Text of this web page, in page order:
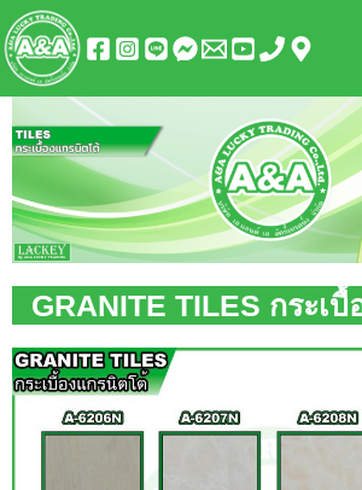
Skip
to
content
GRANITE TILES กระเ